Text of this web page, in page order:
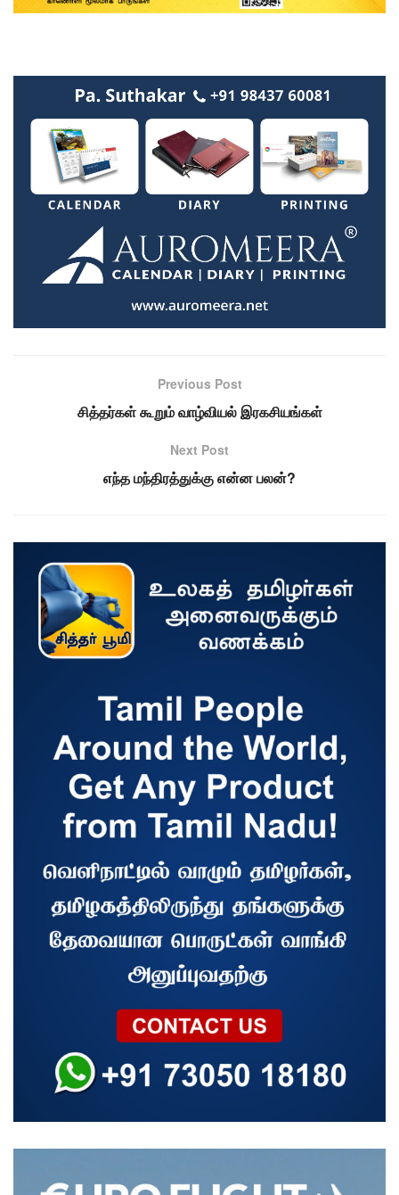
Previous Post
சித்தர்கள் கூறும் வாழ்வியல் இரகசியங்கள்
Next Post
எந்த மந்திரத்துக்கு என்ன பலன்?